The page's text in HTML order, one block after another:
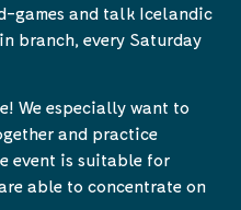
games and talk Icelandic
branch, every Saturday
We especially want to
and practice
event is suitable for
able to concentrate on